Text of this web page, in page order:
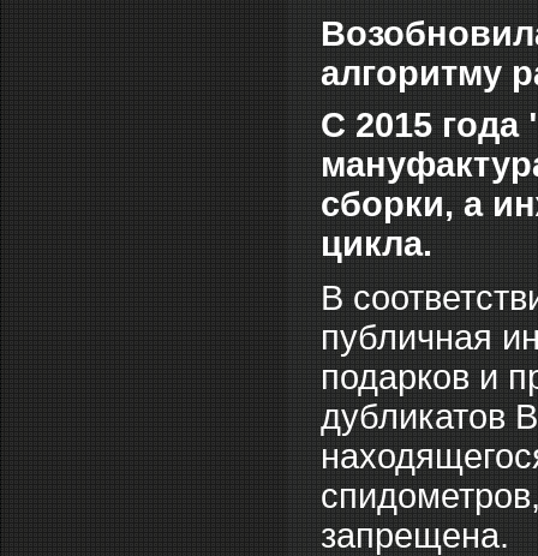
алгоритму
С 2015 года
сборки, а
цикла.
В
публичная
подарков и
дубликатов
запрещена.